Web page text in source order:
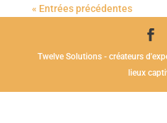
« Entrées précédentes
Twelve Solutions - créateurs
lieux